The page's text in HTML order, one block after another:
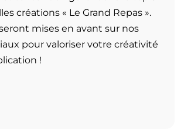
créations « Le Grand Repas ».
mises en avant sur nos
pour valoriser votre créativité
!